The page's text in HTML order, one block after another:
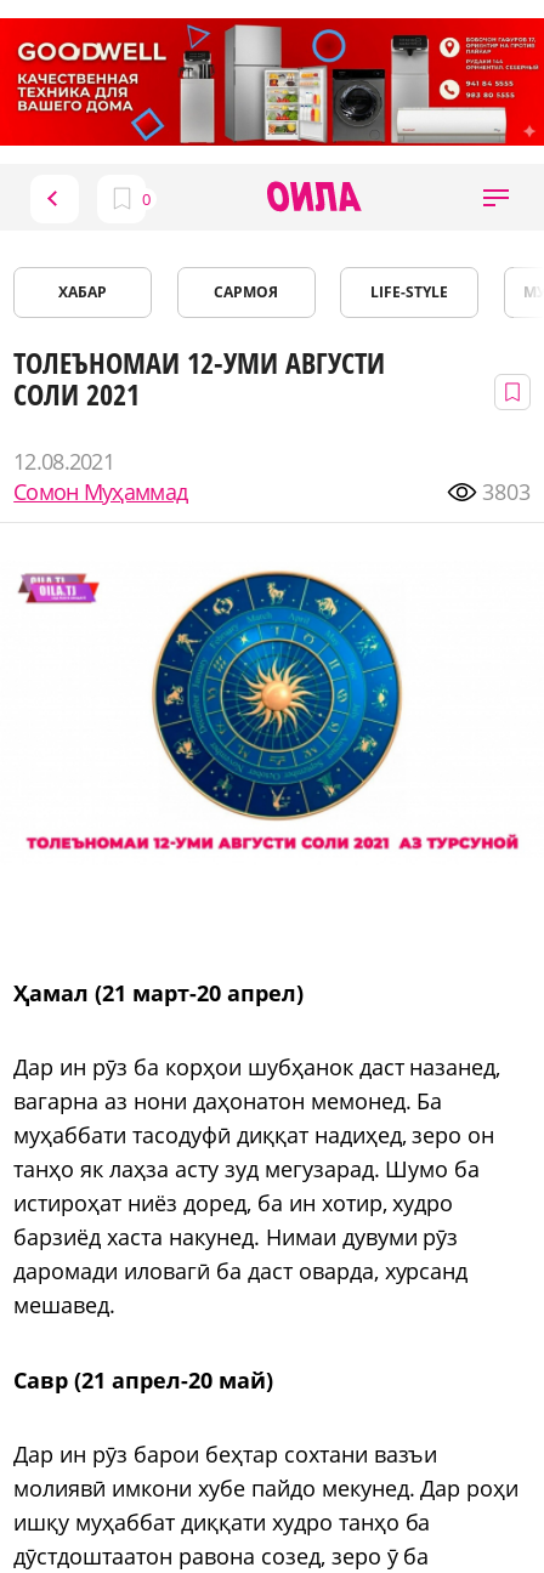
ХАБАР САРМОЯ LIFE-STYLE
ТОЛЕЪНОМАИ 12-УМИ АВГУСТИ
СОЛИ 2021
12.08.2021
Сомон Муҳаммад
3803
Ҳамал (21 март-20 апрел)
Дар ин рӯз ба корҳои шубҳанок даст назанед,
вагарна аз нони даҳонатон мемонед. Ба
муҳаббати тасодуфӣ диққат надиҳед, зеро он
танҳо як лаҳза асту зуд мегузарад. Шумо ба
истироҳат ниёз доред, ба ин хотир, худро
барзиёд хаста накунед. Нимаи дувуми рӯз
даромади иловагӣ ба даст оварда, хурсанд
мешавед.
Савр (21 апрел-20 май)
Дар ин рӯз барои беҳтар сохтани вазъи
молиявӣ имкони хубе пайдо мекунед. Дар роҳи
ишқу муҳаббат диққати худро танҳо ба
дӯстдоштаатон равона созед, зеро ӯ ба